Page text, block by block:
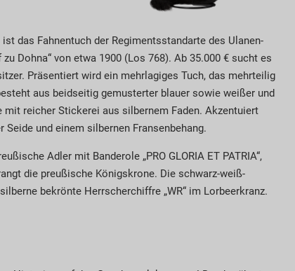
das Fahnentuch der Regimentsstandarte des Ulanen-
zu Dohna“ von etwa 1900 (Los 768). Ab 35.000 € sucht es
Präsentiert wird ein mehrlagiges Tuch, das mehrteilig
aus beidseitig gemusterter blauer sowie weißer und
mit reicher Stickerei aus silbernem Faden. Akzentuiert
Seide und einem silbernen Fransenbehang.
Adler mit Banderole „PRO GLORIA ET PATRIA“,
die preußische Königskrone. Die schwarz-weiß-
bekrönte Herrscherchiffre „WR“ im Lorbeerkranz.